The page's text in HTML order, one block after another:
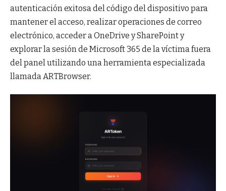
autenticación exitosa del código del dispositivo para
mantener el acceso, realizar operaciones de correo
electrónico, acceder a OneDrive y SharePoint y
explorar la sesión de Microsoft 365 de la víctima fuera
del panel utilizando una herramienta especializada
llamada ARTBrowser.